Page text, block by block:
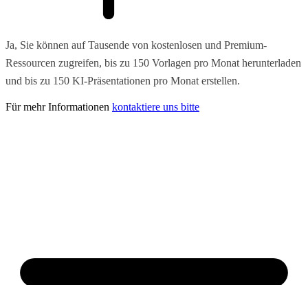
Ja, Sie können auf Tausende von kostenlosen und Premium-
Ressourcen zugreifen, bis zu 150 Vorlagen pro Monat herunterladen
und bis zu 150 KI-Präsentationen pro Monat erstellen.
Für mehr Informationen kontaktiere uns bitte